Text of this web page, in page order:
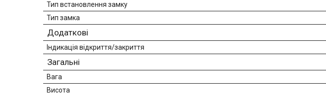
Тип встановлення замку
Тип замка
Додаткові
Індикація відкриття/закриття
Загальні
Вага
Висота